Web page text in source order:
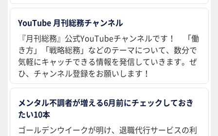
YouTube 月刊総務チャンネル
『月刊総務』公式YouTubeチャンネルです！ 「働
き方」「戦略総務」などのテーマについて、数分で
気軽にキャッチできる情報を発信していきます。ぜ
ひ、チャンネル登録をお願いします！
メンタル不調者が増える6月前にチェックしておき
たい10本
ゴールデンウイークが明け、退職代行サービスの利